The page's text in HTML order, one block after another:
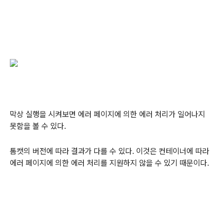
막상 실행을 시켜보면 에러 페이지에 의한 에러 처리가 일어나지
못함을 볼 수 있다.
톰캣의 버전에 따라 결과가 다를 수 있다. 이것은 컨테이너에 따라
에러 페이지에 의한 에러 처리를 지원하지 않을 수 있기 때문이다.